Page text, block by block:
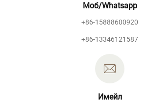
Моб/Whatsapp
+86-15888600920
+86-13346121587
Имейл